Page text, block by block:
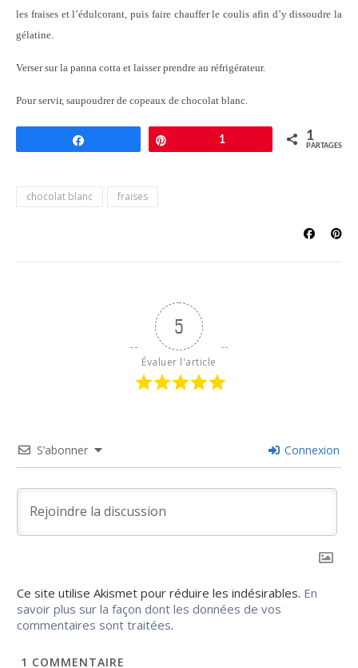
les fraises et l’édulcorant, puis faire chauffer le coulis afin d’y dissoudre la
gélatine.
Verser sur la panna cotta et laisser prendre au réfrigérateur.
Pour servir, saupoudrer de copeaux de chocolat blanc.
1 1
PARTAGES
chocolat blanc fraises
5
Évaluer l'article
S’abonner Connexion
Ce site utilise Akismet pour réduire les indésirables. En
savoir plus sur la façon dont les données de vos
commentaires sont traitées.
1 COMMENTAIRE